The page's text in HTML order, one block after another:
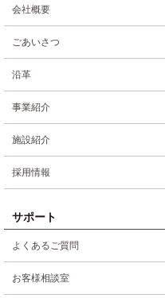
会社概要
ごあいさつ
沿革
事業紹介
施設紹介
採用情報
サポート
よくあるご質問
お客様相談室